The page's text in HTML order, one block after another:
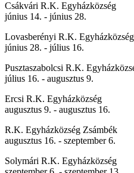
Csákvári R.K. Egyházközség
június 14. - június 28.
Lovasberényi R.K. Egyházközség
június 28. - július 16.
Pusztaszabolcsi R.K.
július 16. - augusztus 9.
Ercsi R.K. Egyházközség
augusztus 9. - augusztus 16.
R.K. Egyházközség Zsámbék
augusztus 16. - szeptember 6.
Solymári R.K. Egyházközség